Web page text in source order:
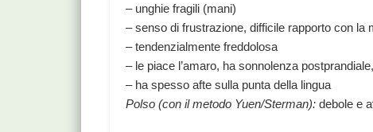
– unghie fragili (mani)
– senso di frustrazione, difficile rapporto con la
– tendenzialmente freddolosa
– le piace l’amaro, ha sonnolenza
– ha spesso afte sulla punta della lingua
Polso (con il metodo Yuen/Sterman): debole e